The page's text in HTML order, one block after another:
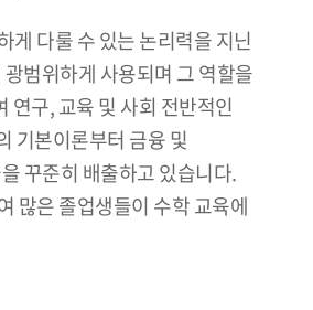
게 다룰 수 있는 논리력을 지닌
범위하게 사용되며 그 역할을
연구, 교육 및 사회 전반적인
기본이론부터 금융 및
꾸준히 배출하고 있습니다.
많은 졸업생들이 수학 교육에